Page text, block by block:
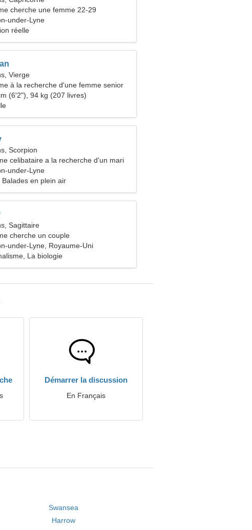
cherche une femme 22-29
under-Lyne
réelle
Vierge
à la recherche d'une femme senior
(6'2"), 94 kg (207 livres)
Scorpion
celibataire a la recherche d'un mari
under-Lyne
Balades en plein air
Sagittaire
cherche un couple
under-Lyne, Royaume-Uni
La biologie
Démarrer la discussion
En Français
Swansea
Harrow